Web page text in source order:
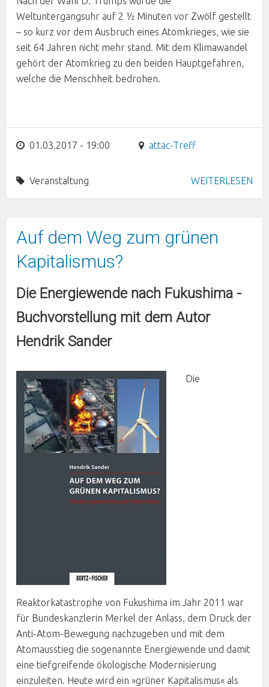
Weltuntergangsuhr auf 2 ½ Minuten vor Zwölf gestellt
– so kurz vor dem Ausbruch eines Atomkrieges, wie sie
seit 64 Jahren nicht mehr stand. Mit dem Klimawandel
gehört der Atomkrieg zu den beiden Hauptgefahren,
welche die Menschheit bedrohen.
01.03.2017 - 19:00 attac-Treff
Veranstaltung WEITERLESEN
Auf dem Weg zum grünen
Kapitalismus?
Die Energiewende nach Fukushima -
Buchvorstellung mit dem Autor
Hendrik Sander
Die
Reaktorkatastrophe von Fukushima im Jahr 2011 war
für Bundeskanzlerin Merkel der Anlass, dem Druck der
Anti-Atom-Bewegung nachzugeben und mit dem
Atomausstieg die sogenannte Energiewende und damit
eine tiefgreifende ökologische Modernisierung
einzuleiten. Heute wird ein »grüner Kapitalismus« als